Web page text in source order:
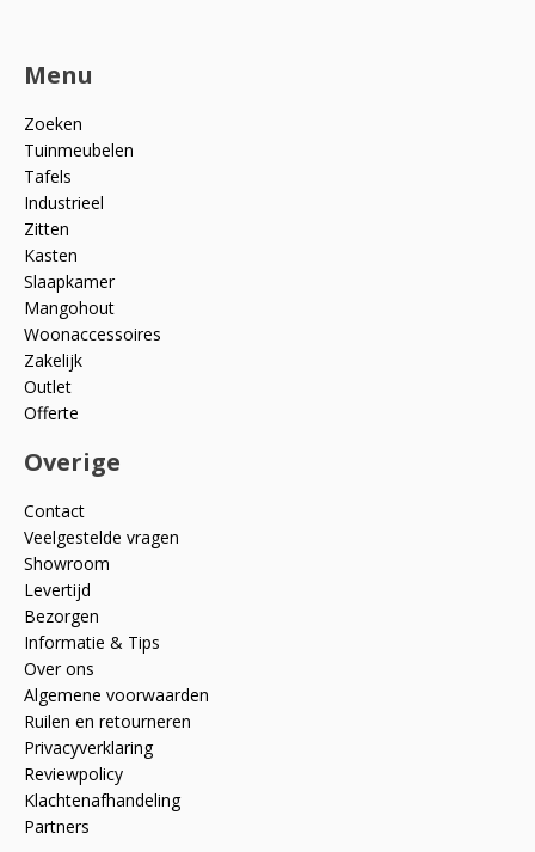
Menu
Zoeken
Tuinmeubelen
Tafels
Industrieel
Zitten
Kasten
Slaapkamer
Mangohout
Woonaccessoires
Zakelijk
Outlet
Offerte
Overige
Contact
Veelgestelde vragen
Showroom
Levertijd
Bezorgen
Informatie & Tips
Over ons
Algemene voorwaarden
Ruilen en retourneren
Privacyverklaring
Reviewpolicy
Klachtenafhandeling
Partners